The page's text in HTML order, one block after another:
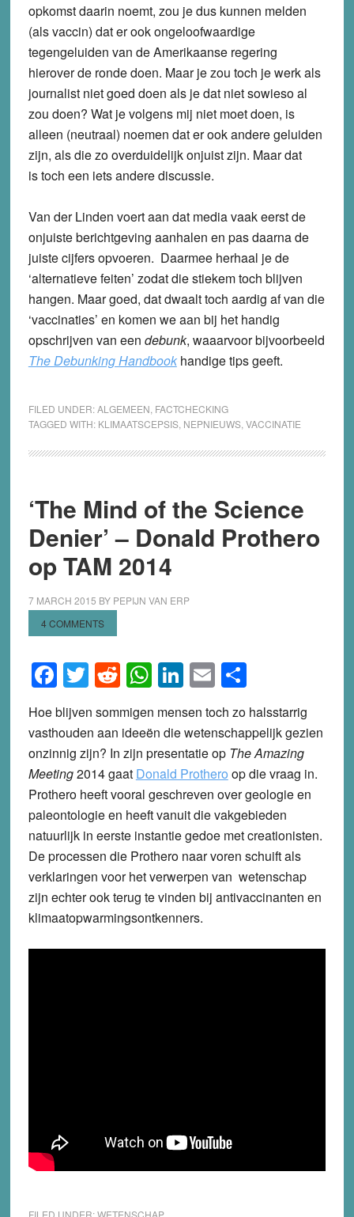
opkomst daarin noemt, zou je dus kunnen melden
(als vaccin) dat er ook ongeloofwaardige
tegengeluiden van de Amerikaanse regering
hierover de ronde doen. Maar je zou toch je werk als
journalist niet goed doen als je dat niet sowieso al
zou doen? Wat je volgens mij niet moet doen, is
alleen (neutraal) noemen dat er ook andere geluiden
zijn, als die zo overduidelijk onjuist zijn. Maar dat
is toch een iets andere discussie.
Van der Linden voert aan dat media vaak eerst de
onjuiste berichtgeving aanhalen en pas daarna de
juiste cijfers opvoeren. Daarmee herhaal je de
‘alternatieve feiten’ zodat die stiekem toch blijven
hangen. Maar goed, dat dwaalt toch aardig af van die
‘vaccinaties’ en komen we aan bij het handig
opschrijven van een debunk, waaarvoor bijvoorbeeld
The Debunking Handbookhandige tips geeft.
FILED UNDER:ALGEMEEN FACTCHECKING
TAGGED WITH: KLIMAATSCEPSIS, NEPNIEUWS, VACCINATIE
‘The Mind of the Science
Denier’ – Donald Prothero
op TAM 2014
7 MARCH 2015 BY PEPIJN VAN ERP
4 COMMENTS
Facebook
Twitter
Reddit
WhatsApp
LinkedIn
EmailShare
Hoe blijven sommigen mensen toch zo halsstarrig
vasthouden aan ideeën die wetenschappelijk gezien
onzinnig zijn? In zijn presentatie op The Amazing
Meeting2014 gaat Donald Prothero op die vraag in.
Prothero heeft vooral geschreven over geologie en
paleontologie en heeft vanuit die vakgebieden
natuurlijk in eerste instantie gedoe met creationisten.
De processen die Prothero naar voren schuift als
verklaringen voor het verwerpen van wetenschap
zijn echter ook terug te vinden bij antivaccinanten en
klimaatopwarmingsontkenners.